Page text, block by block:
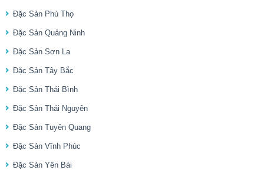
Đặc Sản Phú Thọ
Đặc Sản Quảng Ninh
Đặc Sản Sơn La
Đặc Sản Tây Bắc
Đặc Sản Thái Bình
Đặc Sản Thái Nguyên
Đặc Sản Tuyên Quang
Đặc Sản Vĩnh Phúc
Đặc Sản Yên Bái